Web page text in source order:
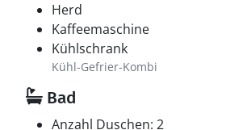
Herd
Kaffeemaschine
Kühlschrank
Kühl-Gefrier-Kombi
Bad
Anzahl Duschen: 2